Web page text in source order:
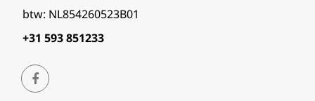
btw: NL854260523B01
+31 593 851233